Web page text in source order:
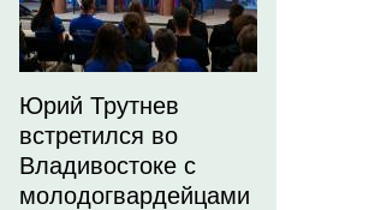
Юрий Трутнев
встретился во
Владивостоке с
молодогвардейцами